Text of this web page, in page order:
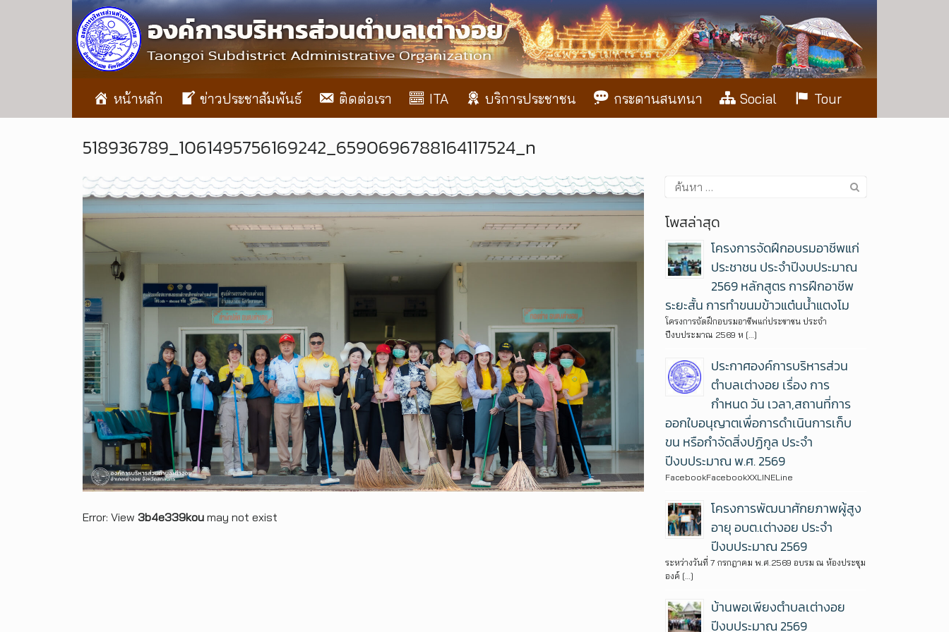
หน้าหลัก ข่าวประชาสัมพันธ์ ติดต่อเรา ITA บริการประชาชน กระดานสนทนา Social Tour
518936789_1061495756169242_6590696788164117524_n
Error: View 3b4e339kou may not exist
โพสล่าสุด
โครงการจัดฝึกอบรมอาชีพแก่
ประชาชน ประจำปีงบประมาณ
2569 หลักสูตร การฝึกอาชีพ
ระยะสั้น การทำขนมข้าวแต๋นน้ำแตงโม
โครงการจัดฝึกอบรมอาชีพแก่ประชาชน ประจำ
ปีงบประมาณ 2569 ห […]
ประกาศองค์การบริหารส่วน
ตำบลเต่างอย เรื่อง การ
กำหนด วัน เวลา,สถานที่การ
ออกใบอนุญาตเพื่อการดำเนินการเก็บ
ขน หรือกำจัดสิ่งปฏิกูล ประจำ
ปีงบประมาณ พ.ศ. 2569
FacebookFacebookXXLINELine
โครงการพัฒนาศักยภาพผู้สูง
อายุ อบต.เต่างอย ประจำ
ปีงบประมาณ 2569
ระหว่างวันที่ 7 กรกฎาคม พ.ศ.2569 อบรม ณ ห้องประชุม
องค์ […]
บ้านพอเพียงตำบลเต่างอย
ปีงบประมาณ 2569